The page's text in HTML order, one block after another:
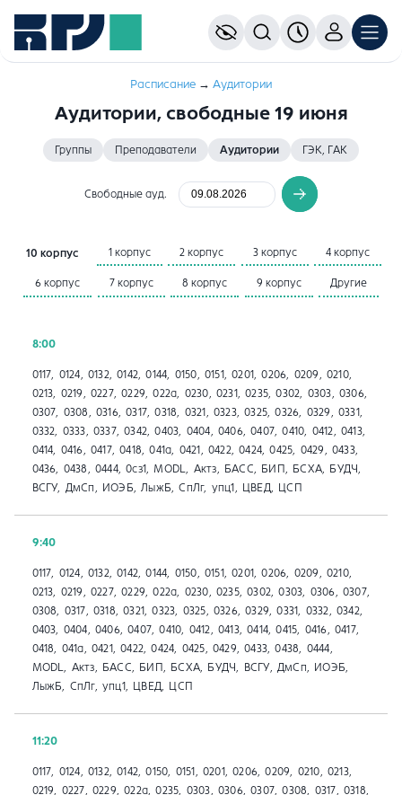
Расписание → Aудитории
Аудитории, свободные 19 июня
Группы Преподаватели Аудитории ГЭК, ГАК
Свободные ауд.
10 корпус 1 корпус 2 корпус 3 корпус 4 корпус
6 корпус 7 корпус 8 корпус 9 корпус Другие
8:00
0117, 0124, 0132, 0142, 0144, 0150, 0151, 0201, 0206, 0209, 0210,
0213, 0219, 0227, 0229, 022а, 0230, 0231, 0235, 0302, 0303, 0306,
0307, 0308, 0316, 0317, 0318, 0321, 0323, 0325, 0326, 0329, 0331,
0332, 0333, 0337, 0342, 0403, 0404, 0406, 0407, 0410, 0412, 0413,
0414, 0416, 0417, 0418, 041a, 0421, 0422, 0424, 0425, 0429, 0433,
0436, 0438, 0444, 0сз1, MODL, Актз, БАСС, БИП, БСХА, БУДЧ,
ВСГУ, ДмСп, ИОЭБ, ЛыжБ, СпЛг, упц1, ЦВЕД, ЦСП
9:40
0117, 0124, 0132, 0142, 0144, 0150, 0151, 0201, 0206, 0209, 0210,
0213, 0219, 0227, 0229, 022а, 0230, 0235, 0302, 0303, 0306, 0307,
0308, 0317, 0318, 0321, 0323, 0325, 0326, 0329, 0331, 0332, 0342,
0403, 0404, 0406, 0407, 0410, 0412, 0413, 0414, 0415, 0416, 0417,
0418, 041a, 0421, 0422, 0424, 0425, 0429, 0433, 0438, 0444,
MODL, Актз, БАСС, БИП, БСХА, БУДЧ, ВСГУ, ДмСп, ИОЭБ,
ЛыжБ, СпЛг, упц1, ЦВЕД, ЦСП
11:20
0117, 0124, 0132, 0142, 0150, 0151, 0201, 0206, 0209, 0210, 0213,
0219, 0227, 0229, 022а, 0235, 0303, 0306, 0307, 0308, 0317, 0318,